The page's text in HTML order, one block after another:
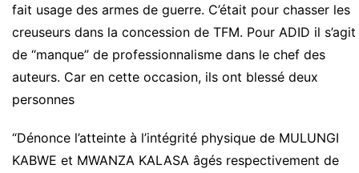
fait usage des armes de guerre. C’était pour chasser les
creuseurs dans la concession de TFM. Pour ADID il s’agit
de “manque” de professionnalisme dans le chef des
auteurs. Car en cette occasion, ils ont blessé deux
personnes
“Dénonce l’atteinte à l’intégrité physique de MULUNGI
KABWE et MWANZA KALASA âgés respectivement de